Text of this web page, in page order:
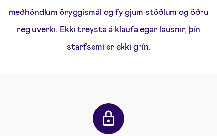
meðhöndlum öryggismál og fylgjum stöðlum og öðru
regluverki. Ekki treysta á klaufalegar lausnir, þín
starfsemi er ekki grín.